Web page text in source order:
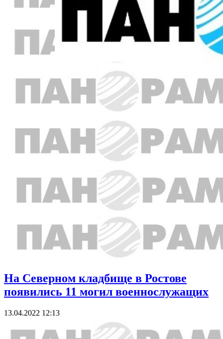
На Северном кладбище в Ростове
появились 11 могил военнослужащих
13.04.2022 12:13